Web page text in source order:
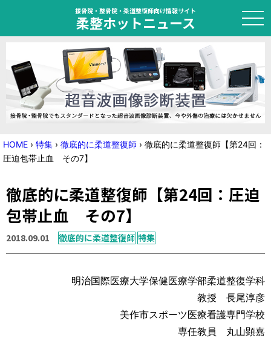
接骨院・整骨院・柔道整復師向け情報サイト
柔整ホットニュース
HOME
トピック
ニュース
国家試験対策
学会・セミナー情報
お問い合わせ
HOME › 特集 › 徹底的に柔道整復師 › 徹底的に柔道整復師【第24回：
圧迫包帯止血 その7】
徹底的に柔道整復師【第24回：圧迫
包帯止血 その7】
2018.09.01 徹底的に柔道整復師 特集
明治国際医療大学保健医療学部柔道整復学科
教授 長尾淳彦
美作市スポーツ医療看護専門学校
専任教員 丸山顕嘉